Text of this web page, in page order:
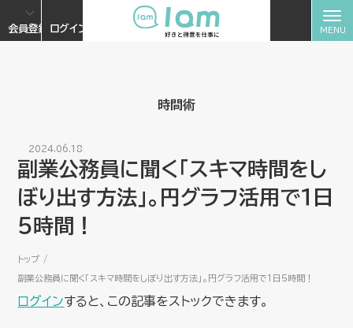
会員登録 ログイン
時間術
2024.06.18
副業公務員に聞く「スキマ時間をし
ぼり出す方法」。円グラフ活用で１日
５時間！
トップ
副業公務員に聞く「スキマ時間をしぼり出す方法」。円グラフ活用で１日５時間！
ログインすると、この記事をストックできます。